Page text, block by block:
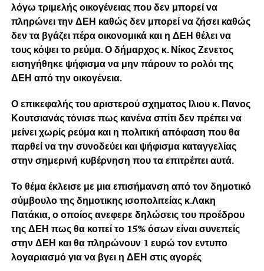
λόγω τριμελής οικογένειας που δεν μπορεί να
πληρώνει την ΔΕΗ καθώς δεν μπορεί να ζήσει καθώς
δεν τα βγάζει πέρα οικονομικά και η ΔΕΗ θέλει να
τους κόψει το ρεύμα. Ο δήμαρχος κ. Νίκος Ζενετος
εισηγήθηκε ψήφισμα να μην πάρουν το ρολόι της
ΔΕΗ από την οικογένεια.
Ο επικεφαλής του αριστερού σχηματος Ιλιου κ. Πανος
Κουτσιανάς τόνισε πως κανένα σπίτι δεν πρέπει να
μείνει χωρίς ρεύμα και η πολιτική απόφαση που θα
παρθεί να την συνοδεύει και ψήφισμα καταγγελίας
στην σημερινή κυβέρνηση που τα επιτρέπει αυτά.
Το θέμα έκλεισε με μια επισήμανση από τον δημοτικό
σύμβουλο της δημοτικης ισοπολιτείας κ.Λακη
Πατάκια, ο οποίος ανεφερε δηλώσεις του προέδρου
της ΔΕΗ πως θα κοπεί το 15% όσων είναι συνεπείς
στην ΔΕΗ και θα πληρώνουν 1 ευρώ τον εντυπο
λογαριασμό για να βγει η ΔΕΗ στις αγορές